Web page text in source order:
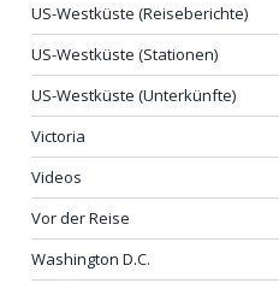
US-Westküste (Reiseberichte)
US-Westküste (Stationen)
US-Westküste (Unterkünfte)
Victoria
Videos
Vor der Reise
Washington D.C.